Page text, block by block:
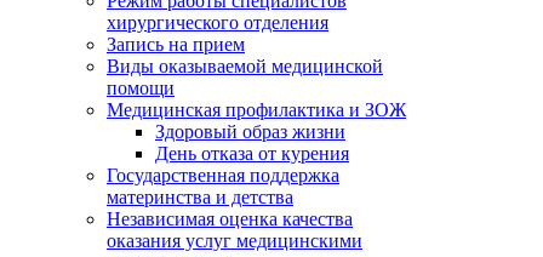
хирургического отделения
Запись на прием
Виды оказываемой медицинской
помощи
Медицинская профилактика и ЗОЖ
Здоровый образ жизни
День отказа от курения
Государственная поддержка
материнства и детства
Независимая оценка качества
оказания услуг медицинскими